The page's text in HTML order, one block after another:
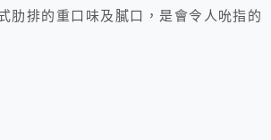
肋排的重口味及膩口，是會令人吮指的